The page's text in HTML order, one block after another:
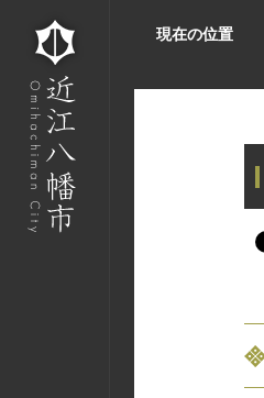
現在の位置